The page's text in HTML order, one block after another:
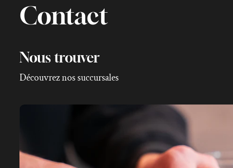
Contact
Nous trouver
Découvrez nos succursales